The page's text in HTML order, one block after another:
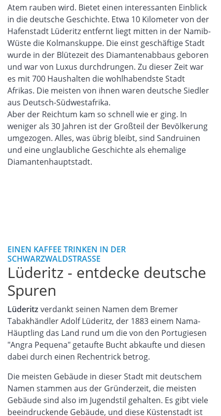
Atem rauben wird. Bietet einen interessanten Einblick
in die deutsche Geschichte. Etwa 10 Kilometer von der
Hafenstadt Lüderitz entfernt liegt mitten in der Namib-
Wüste die Kolmanskuppe. Die einst geschäftige Stadt
wurde in der Blütezeit des Diamantenabbaus geboren
und war von Luxus durchdrungen. Zu dieser Zeit war
es mit 700 Haushalten die wohlhabendste Stadt
Afrikas. Die meisten von ihnen waren deutsche Siedler
aus Deutsch-Südwestafrika.
Aber der Reichtum kam so schnell wie er ging. In
weniger als 30 Jahren ist der Großteil der Bevölkerung
umgezogen. Alles, was übrig bleibt, sind Sandruinen
und eine unglaubliche Geschichte als ehemalige
Diamantenhauptstadt.
EINEN KAFFEE TRINKEN IN DER
SCHWARZWALDSTRASSE
Lüderitz - entdecke deutsche
Spuren
Lüderitz verdankt seinen Namen dem Bremer
Tabakhändler Adolf Lüderitz, der 1883 einem Nama-
Häuptling das Land rund um die von den Portugiesen
"Angra Pequena" getaufte Bucht abkaufte und diesen
dabei durch einen Rechentrick betrog.
Die meisten Gebäude in dieser Stadt mit deutschem
Namen stammen aus der Gründerzeit, die meisten
Gebäude sind also im Jugendstil gehalten. Es gibt viele
beeindruckende Gebäude, und diese Küstenstadt ist